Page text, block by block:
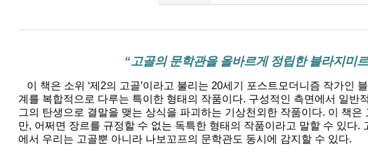
“고골의 문학관을 올바르게 정립한 블라지미
이 책은 소위 ‘제 2의 고골’이라고 불리는 20세기 포스트모더니즘 작가인
계를 복합적으로 다루는 특이한 형태의 작품이다. 구성적인 측면에서 일반
그의 탄생으로 결말을 맺는 상식을 파괴하는 기상천외한 작품이다. 이 책은
만, 어쩌면 장르를 규정할 수 없는 독특한 형태의 작품이라고 말할 수 있다.
에서 우리는 고골뿐 아니라 나보꼬프의 문학관도 동시에 감지할 수 있다.